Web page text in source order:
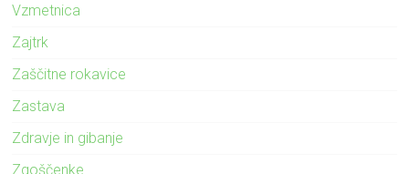
Vzmetnica
Zajtrk
Zaščitne rokavice
Zastava
Zdravje in gibanje
Zgoščenke